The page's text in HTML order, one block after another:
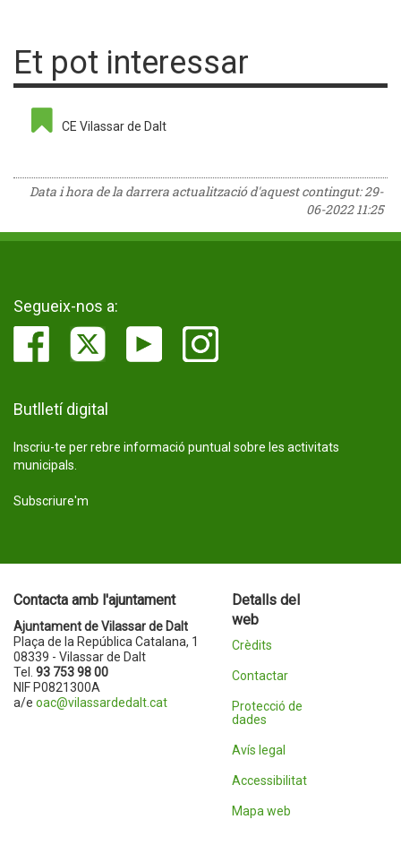
Et pot interessar
CE Vilassar de Dalt
Data i hora de la darrera actualització d'aquest contingut:29-
06-2022 11:25
Segueix-nos a:
Butlletí digital
Inscriu-te per rebre informació puntual sobre les activitats
municipals.
Subscriure'm
Contacta amb l'ajuntament
Ajuntament de Vilassar de Dalt
Plaça de la República Catalana, 1
08339 - Vilassar de Dalt
Tel. 93 753 98 00
NIF P0821300A
a/e oac@vilassardedalt.cat
Detalls del
web
Crèdits
Contactar
Protecció de
dades
Avís legal
Accessibilitat
Mapa web